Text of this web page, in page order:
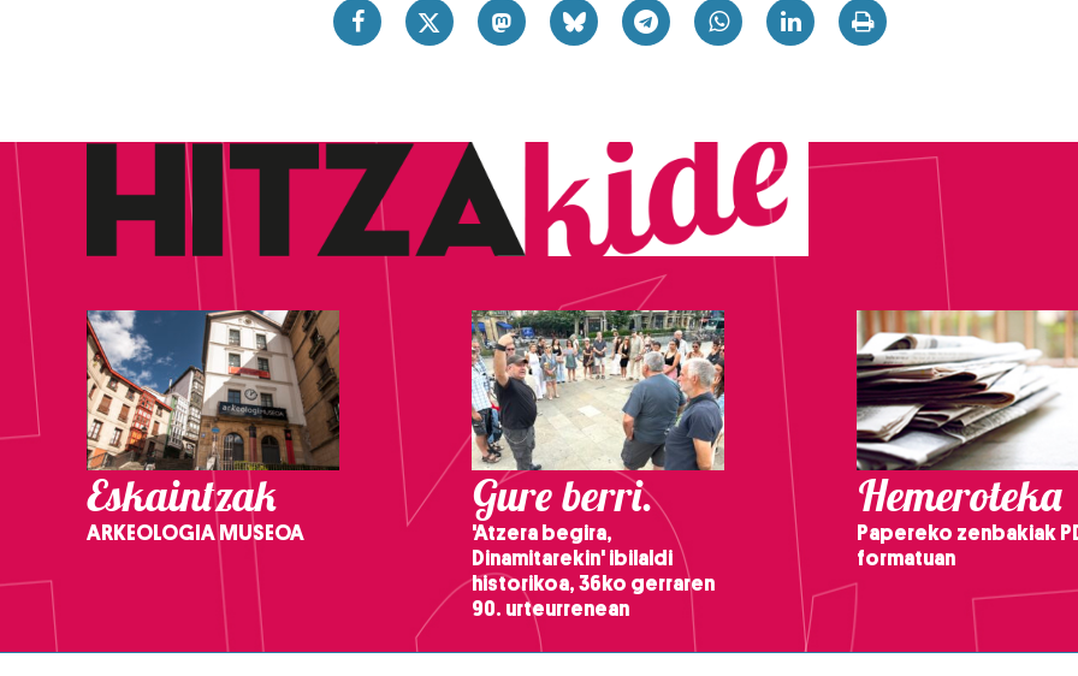
Eskaintzak
ARKEOLOGIA MUSEOA
Gure berri.
'Atzera begira,
Dinamitarekin' ibilaldi
historikoa, 36ko gerraren
90. urteurrenean
Hemeroteka
Papereko zenbakiak
formatuan